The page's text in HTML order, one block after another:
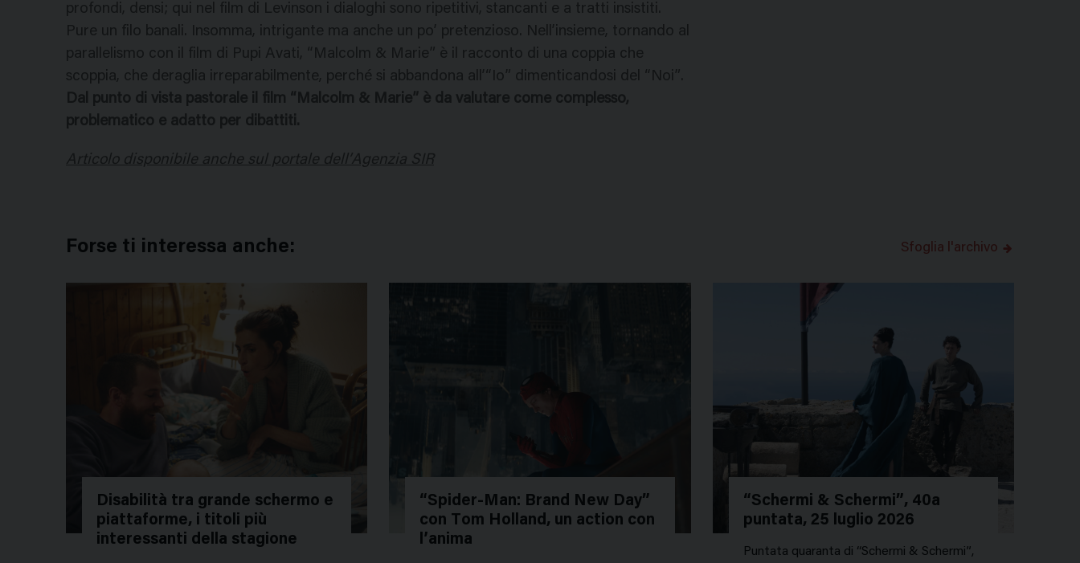
profondi, densi; qui nel film di Levinson i dialoghi sono ripetitivi, stancanti e a tratti insistiti.
Pure un filo banali. Insomma, intrigante ma anche un po’ pretenzioso. Nell’insieme, tornando al
parallelismo con il film di Pupi Avati, “Malcolm & Marie” è il racconto di una coppia che
scoppia, che deraglia irreparabilmente, perché si abbandona all’“Io” dimenticandosi del “Noi”.
Dal punto di vista pastorale il film “Malcolm & Marie” è da valutare come complesso,
problematico e adatto per dibattiti.
Articolo disponibile anche sul portale dell’Agenzia SIR
Forse ti interessa anche: Sfoglia l'archivo
Disabilità tra grande schermo e
piattaforme, i titoli più
interessanti della stagione
“Spider-Man: Brand New Day”
con Tom Holland, un action con
l’anima
“Schermi & Schermi”, 40a
puntata, 25 luglio 2026
Puntata quaranta di “Schermi & Schermi”,